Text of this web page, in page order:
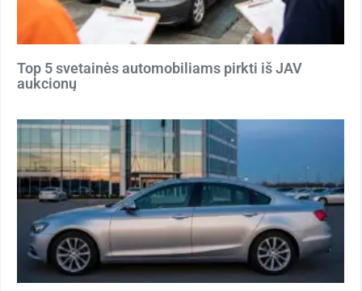
Top 5 svetainės automobiliams pirkti iš JAV
aukcionų